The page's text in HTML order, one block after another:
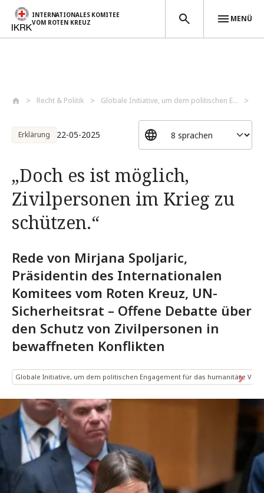
INTERNATIONALES KOMITEE
VOM ROTEN KREUZ
MENÜ
Recht & Politik Globale Initiative, um dem politischen E...
Erklärung 22-05-2025
„Doch es ist möglich,
Zivilpersonen im Krieg zu
schützen.“
Rede von Mirjana Spoljaric,
Präsidentin des Internationalen
Komitees vom Roten Kreuz, UN-
Sicherheitsrat – Offene Debatte über
den Schutz von Zivilpersonen in
bewaffneten Konflikten
Globale Initiative, um dem politischen Engagement für das humanitäre